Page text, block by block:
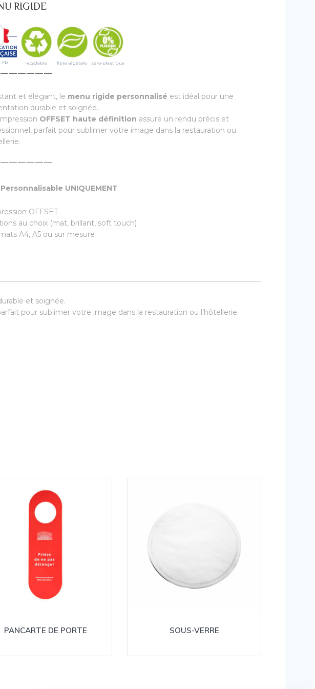
RIGIDE
FR recyclable fibre végétale zero-plastique
et élégant, le menu rigide personnalisé est idéal pour une
durable et soignée.
OFFSET haute définition assure un rendu précis et
parfait pour sublimer votre image dans la restauration ou
Personnalisable UNIQUEMENT
OFFSET
au choix (mat, brillant, soft touch)
A4, A5 ou sur mesure
et soignée.
pour sublimer votre image dans la restauration ou l’hôtellerie.
PANCARTE DE PORTE SOUS-VERRE